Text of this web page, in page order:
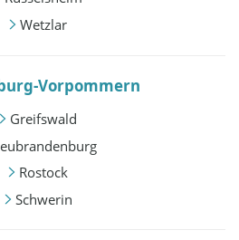
Wetzlar
Vorpommern
Greifswald
Rostock
Schwerin